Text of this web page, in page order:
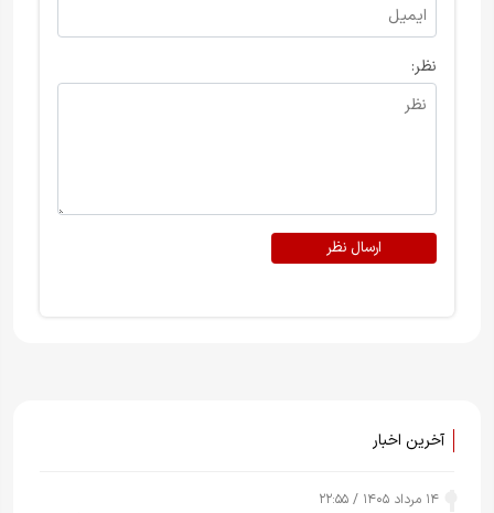
نظر:
ارسال نظر
آخرین اخبار
۱۴ مرداد ۱۴۰۵ / ۲۲:۵۵